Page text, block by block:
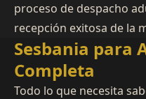
proceso de despacho
recepción exitosa de la
Sesbania para
Completa
Todo lo que necesita